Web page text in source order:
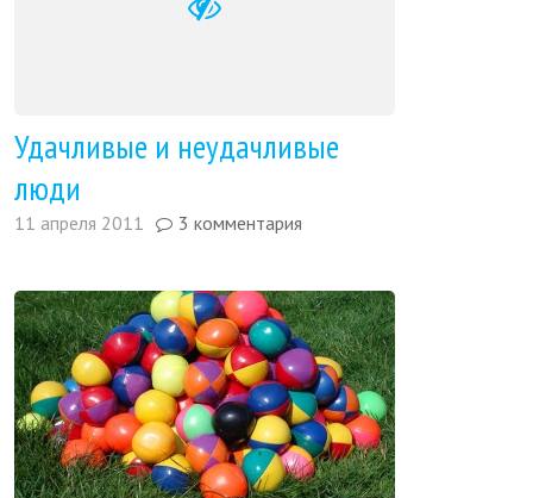
Удачливые и неудачливые
люди
11 апреля 2011 3 комментария